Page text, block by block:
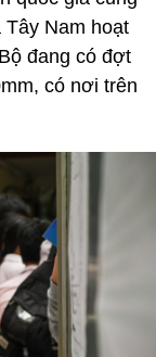
Nam hoạt
đang có đợt
có nơi trên